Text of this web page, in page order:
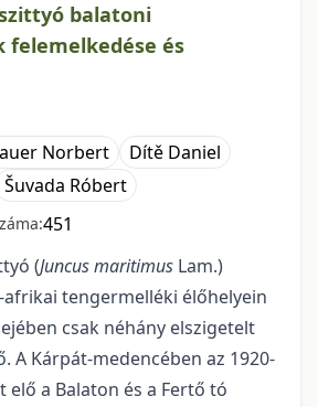
balatoni
felemelkedése és
Norbert
Dítě Daniel
Šuvada Róbert
451
(Juncus maritimus Lam.)
afrikai tengermelléki élőhelyein
csak néhány elszigetelt
A Kárpát-medencében az 1920-
elő a Balaton és a Fertő tó